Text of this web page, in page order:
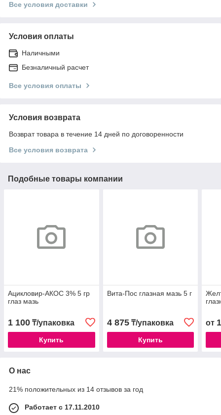
Все условия доставки
Условия оплаты
Наличными
Безналичный расчет
Все условия оплаты
Условия возврата
Возврат товара в течение 14 дней по договоренности
Все условия возврата
Подобные товары компании
Ацикловир-АКОС 3% 5 гр
глаз мазь
1 100 ₸/упаковка
Купить
Вита-Пос глазная мазь 5 г
4 875₸/упаковка
Купить
от
О нас
21% положительных из 14 отзывов за год
Работает с 17.11.2010